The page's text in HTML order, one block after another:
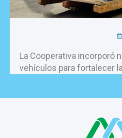
La Cooperativa incorporó
vehículos para fortalecer